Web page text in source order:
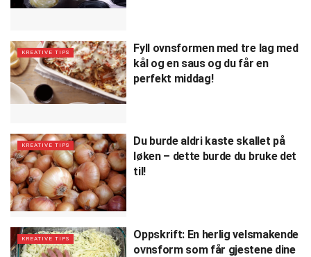
KREATIVE TIPS
Fyll ovnsformen med tre lag med
kål og en saus og du får en
perfekt middag!
KREATIVE TIPS
Du burde aldri kaste skallet på
løken – dette burde du bruke det
til!
KREATIVE TIPS
Oppskrift: En herlig velsmakende
ovnsform som får gjestene dine